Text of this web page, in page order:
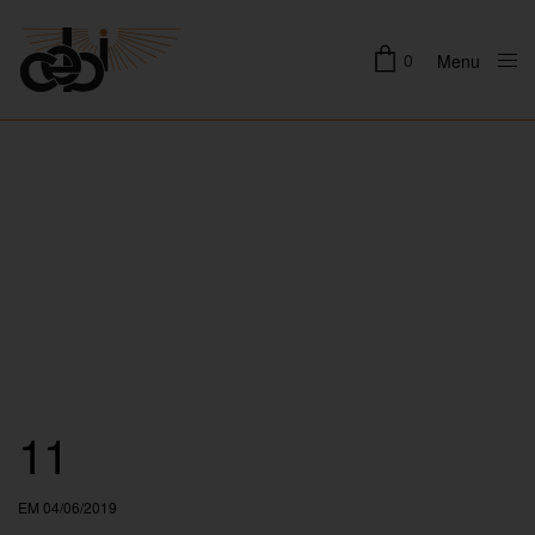
0 Menu
11
EM 04/06/2019